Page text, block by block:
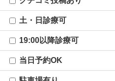
土・日診療可
19:00以降診療可
当日予約OK